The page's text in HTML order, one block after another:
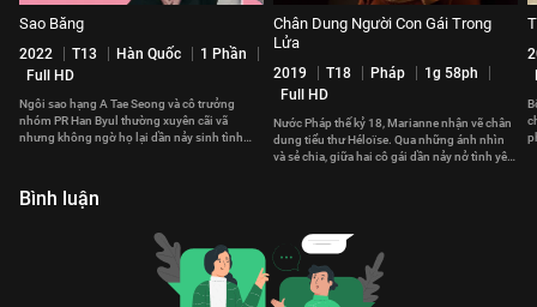
Sao Băng
2022 T13 Hàn Quốc
1 Phần
Full HD
Ngôi sao hạng A Tae Seong và cô trưởng
nhóm PR Han Byul thường xuyên cãi vã
nhưng không ngờ họ lại dần nảy sinh tình
Chân Dung Người Con Gái Trong
Lửa
2019 T18 Pháp
1g 58ph
Full HD
Nước Pháp thế kỷ 18, Marianne nhận vẽ chân
dung tiểu thư Héloïse. Qua những ánh nhìn
và sẻ chia, giữa hai cô gái dần nảy nở tình yêu
Bình luận